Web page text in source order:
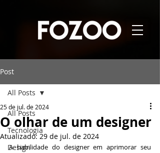
Post
All Posts
Tecnologia
Design
All Posts
O olhar de um designer
25 de jul. de 2024
Atualizado:29 de jul. de 2024
A habilidade do designer em aprimorar seu